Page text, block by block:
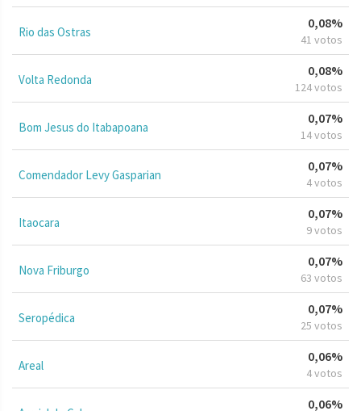
Rio das Ostras
0,08%
41 votos
Volta Redonda
0,08%
124 votos
Bom Jesus do Itabapoana
0,07%
14 votos
Comendador Levy Gasparian
0,07%
4 votos
Itaocara
0,07%
9 votos
Nova Friburgo
0,07%
63 votos
Seropédica
0,07%
25 votos
Areal
0,06%
4 votos
0,06%